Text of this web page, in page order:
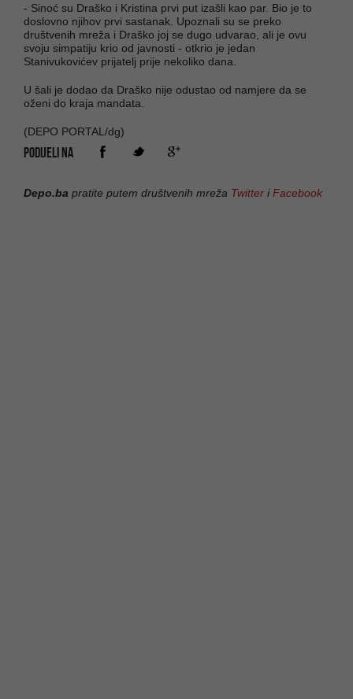
- Sinoć su Draško i Kristina prvi put izašli kao par. Bio je to
doslovno njihov prvi sastanak. Upoznali su se preko
društvenih mreža i Draško joj se dugo udvarao, ali je ovu
svoju simpatiju krio od javnosti - otkrio je jedan
Stanivukovićev prijatelj prije nekoliko dana.
U šali je dodao da Draško nije odustao od namjere da se
oženi do kraja mandata.
(DEPO PORTAL/dg)
PODIJELI NA
Depo.ba pratite putem društvenih mreža Twitter iFacebook